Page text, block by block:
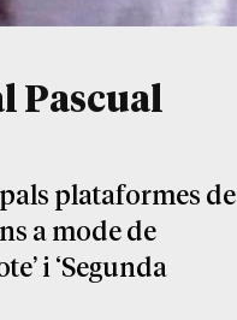
Pascual
plataformes de
a mode de
i ‘Segunda